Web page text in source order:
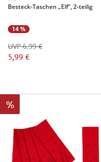
Besteck-Taschen „Elf“, 2-teilig
14 %
5,99 €
UVP 6,99 €
%